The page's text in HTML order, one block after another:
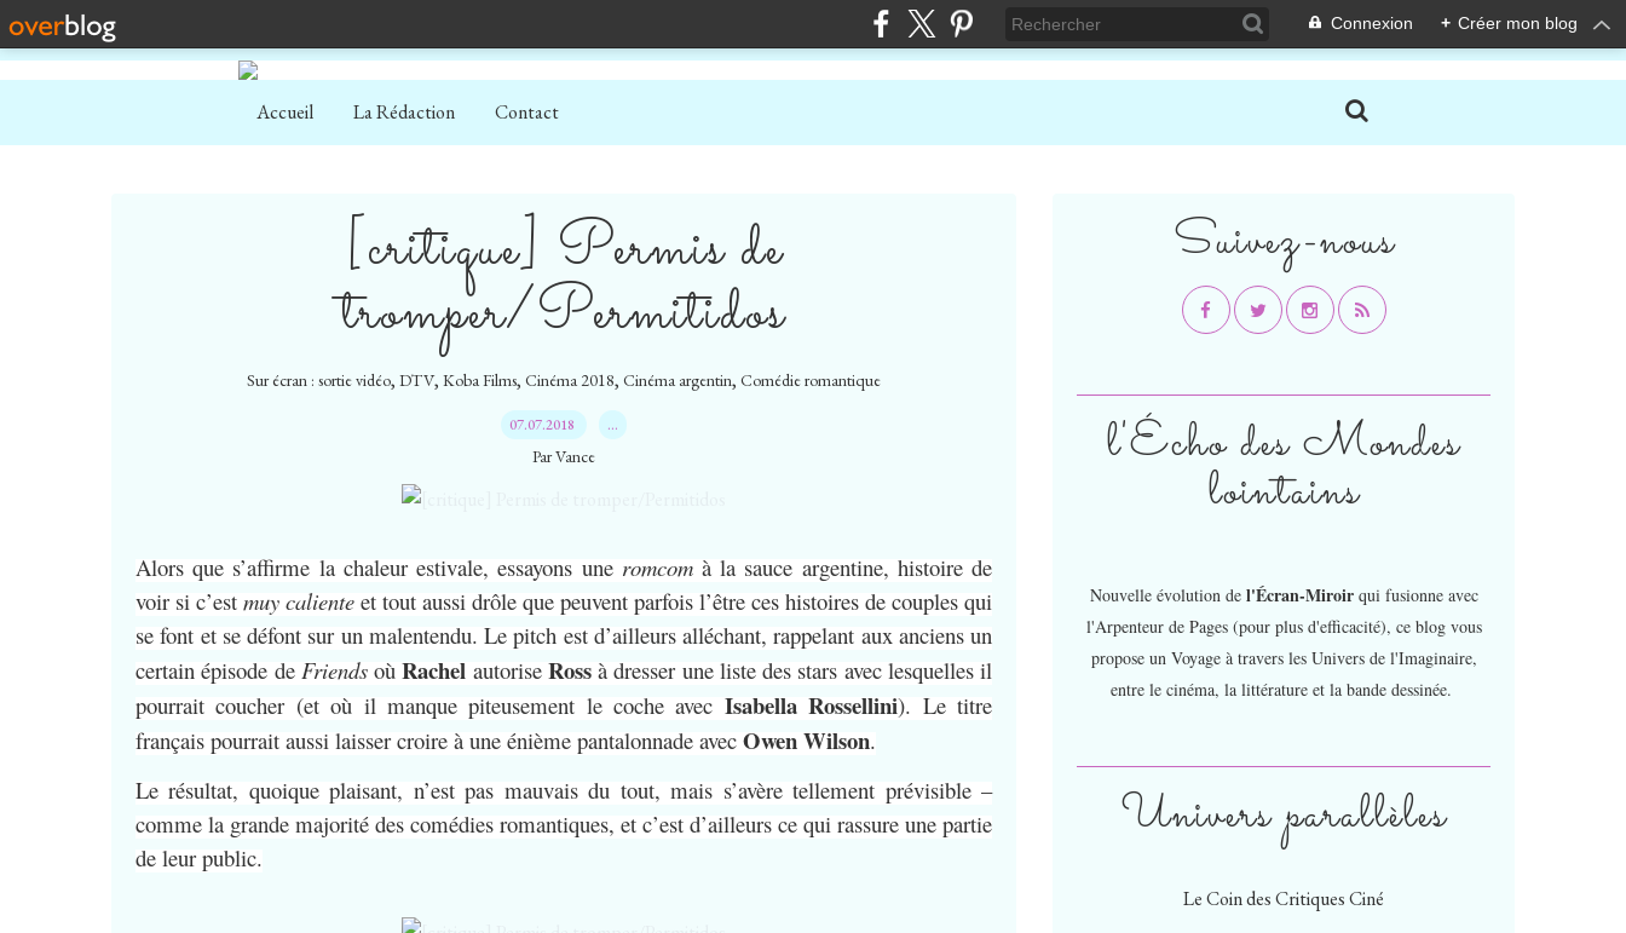
Connexion + Créer mon blog
Accueil La Rédaction Contact
[critique] Permis de
tromper/Permitidos
Sur écran : sortie vidéo, DTV, Koba Films, Cinéma 2018, Cinéma argentin, Comédie romantique
07.07.2018 …
Par Vance
Alors que s’affirme la chaleur estivale, essayons une romcomà la sauce argentine, histoire de
voir si c’est muy caliente et tout aussi drôle que peuvent parfois l’être ces histoires de couples qui
se font et se défont sur un malentendu. Le pitch est d’ailleurs alléchant, rappelant aux anciens un
certain épisode de Friends oùRachel autorise Rossà dresser une liste des stars avec lesquelles il
pourrait coucher (et où il manque piteusement le coche avec Isabella Rossellini). Le titre
français pourrait aussi laisser croire à une énième pantalonnade avec Owen Wilson.
Le résultat, quoique plaisant, n’est pas mauvais du tout, mais s’avère tellement prévisible –
comme la grande majorité des comédies romantiques, et c’est d’ailleurs ce qui rassure une partie
de leur public.
Suivez-nous
Univers parallèles
Le Coin des Critiques Ciné
l'Écho des Mondes
lointains
Nouvelle évolution de l'Écran-Miroir qui fusionne avec
l'Arpenteur de Pages (pour plus d'efficacité), ce blog vous
propose un Voyage à travers les Univers de l'Imaginaire,
entre le cinéma, la littérature et la bande dessinée.